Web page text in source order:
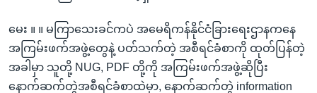
မေး ။ ။ မကြာသေးခင်ကပဲ အမေရိကန်နိုင်ငံခြားရေးဌာနကနေ
အကြမ်းဖက်အဖွဲ့တွေနဲ့ ပတ်သက်တဲ့ အစီရင်ခံစာကို ထုတ်ပြန်တဲ့
အခါမှာ သူတို့ NUG, PDF တို့ကို အကြမ်းဖက်အဖွဲ့ဆိုပြီး
နောက်ဆက်တွဲအစီရင်ခံစာထဲမှာ, ‌နောက်ဆက်တွဲ information